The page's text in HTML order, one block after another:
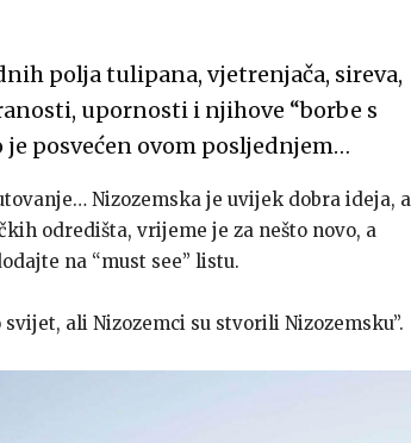
polja tulipana, vjetrenjača, sireva,
upornosti i njihove “borbe s
posvećen ovom posljednjem…
Nizozemska je uvijek dobra ideja, a
odredišta, vrijeme je za nešto novo, a
na “must see” listu.
ali Nizozemci su stvorili Nizozemsku”.